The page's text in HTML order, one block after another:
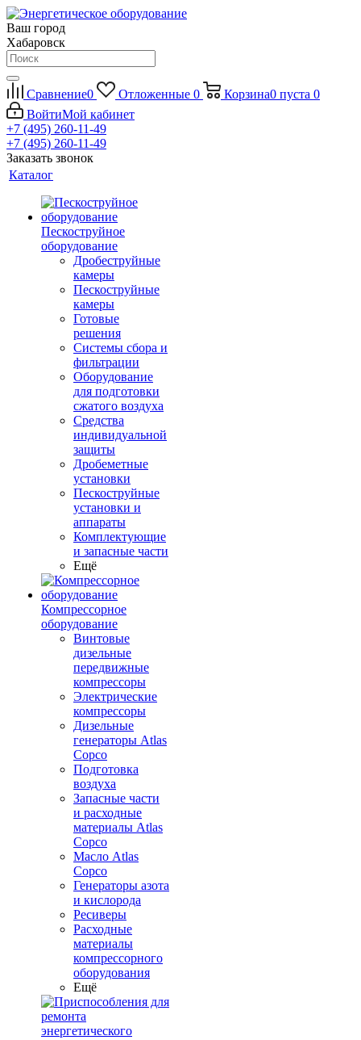
Ваш город
Хабаровск
Сравнение0 Отложенные 0 Корзина0 пуста 0
ВойтиМой кабинет
+7 (495) 260-11-49
+7 (495) 260-11-49
Заказать звонок
Каталог
Пескоструйное
оборудование
Дробеструйные
камеры
Пескоструйные
камеры
Готовые
решения
Системы сбора и
фильтрации
Оборудование
для подготовки
сжатого воздуха
Средства
индивидуальной
защиты
Дробеметные
установки
Пескоструйные
установки и
аппараты
Комплектующие
и запасные части
Ещё
Компрессорное
оборудование
Винтовые
дизельные
передвижные
компрессоры
Электрические
компрессоры
Дизельные
генераторы Atlas
Copco
Подготовка
воздуха
Запасные части
и расходные
материалы Atlas
Copco
Масло Atlas
Copco
Генераторы азота
и кислорода
Ресиверы
Расходные
материалы
компрессорного
оборудования
Ещё